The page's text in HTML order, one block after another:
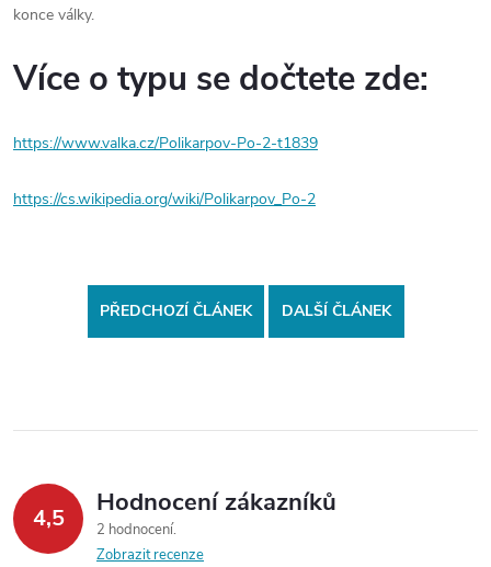
konce války.
Více o typu se dočtete zde:
https://www.valka.cz/Polikarpov-Po-2-t1839
https://cs.wikipedia.org/wiki/Polikarpov_Po-2
PŘEDCHOZÍ ČLÁNEK DALŠÍ ČLÁNEK
4,5 Hodnocení zákazníků
2 hodnocení
Zobrazit recenze